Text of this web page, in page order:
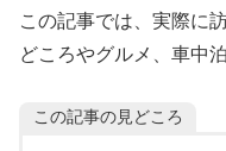
この記事では、実際に
どころやグルメ、車中
この記事の見どころ